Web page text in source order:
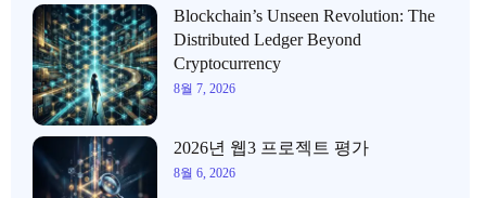
Blockchain’s Unseen Revolution: The
Distributed Ledger Beyond
Cryptocurrency
8월 7, 2026
2026년 웹3 프로젝트 평가
8월 6, 2026